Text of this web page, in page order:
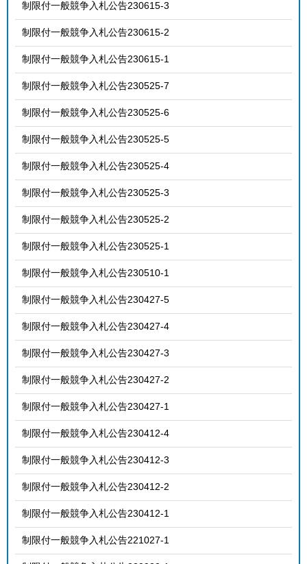
制限付一般競争入札公告230615-3
制限付一般競争入札公告230615-2
制限付一般競争入札公告230615-1
制限付一般競争入札公告230525-7
制限付一般競争入札公告230525-6
制限付一般競争入札公告230525-5
制限付一般競争入札公告230525-4
制限付一般競争入札公告230525-3
制限付一般競争入札公告230525-2
制限付一般競争入札公告230525-1
制限付一般競争入札公告230510-1
制限付一般競争入札公告230427-5
制限付一般競争入札公告230427-4
制限付一般競争入札公告230427-3
制限付一般競争入札公告230427-2
制限付一般競争入札公告230427-1
制限付一般競争入札公告230412-4
制限付一般競争入札公告230412-3
制限付一般競争入札公告230412-2
制限付一般競争入札公告230412-1
制限付一般競争入札公告221027-1